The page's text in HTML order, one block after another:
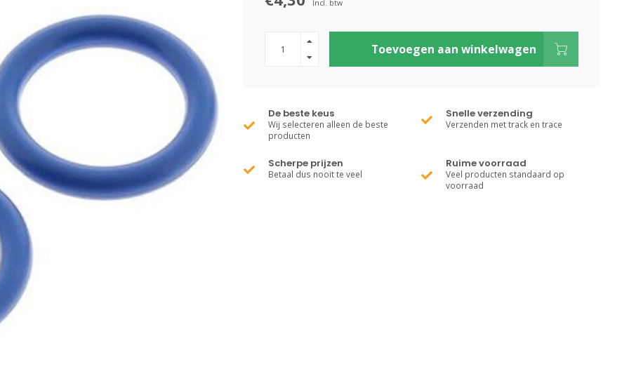
Incl. btw
Toevoegen aan winkelwagen
De beste keus
Wij selecteren alleen de beste
producten
Snelle verzending
Verzenden met track en trace
Scherpe prijzen
Betaal dus nooit te veel
Ruime voorraad
Veel producten standaard op
voorraad